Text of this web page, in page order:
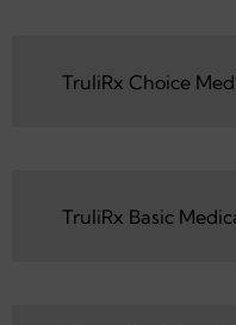
TruliRx Choice
TruliRx Basic